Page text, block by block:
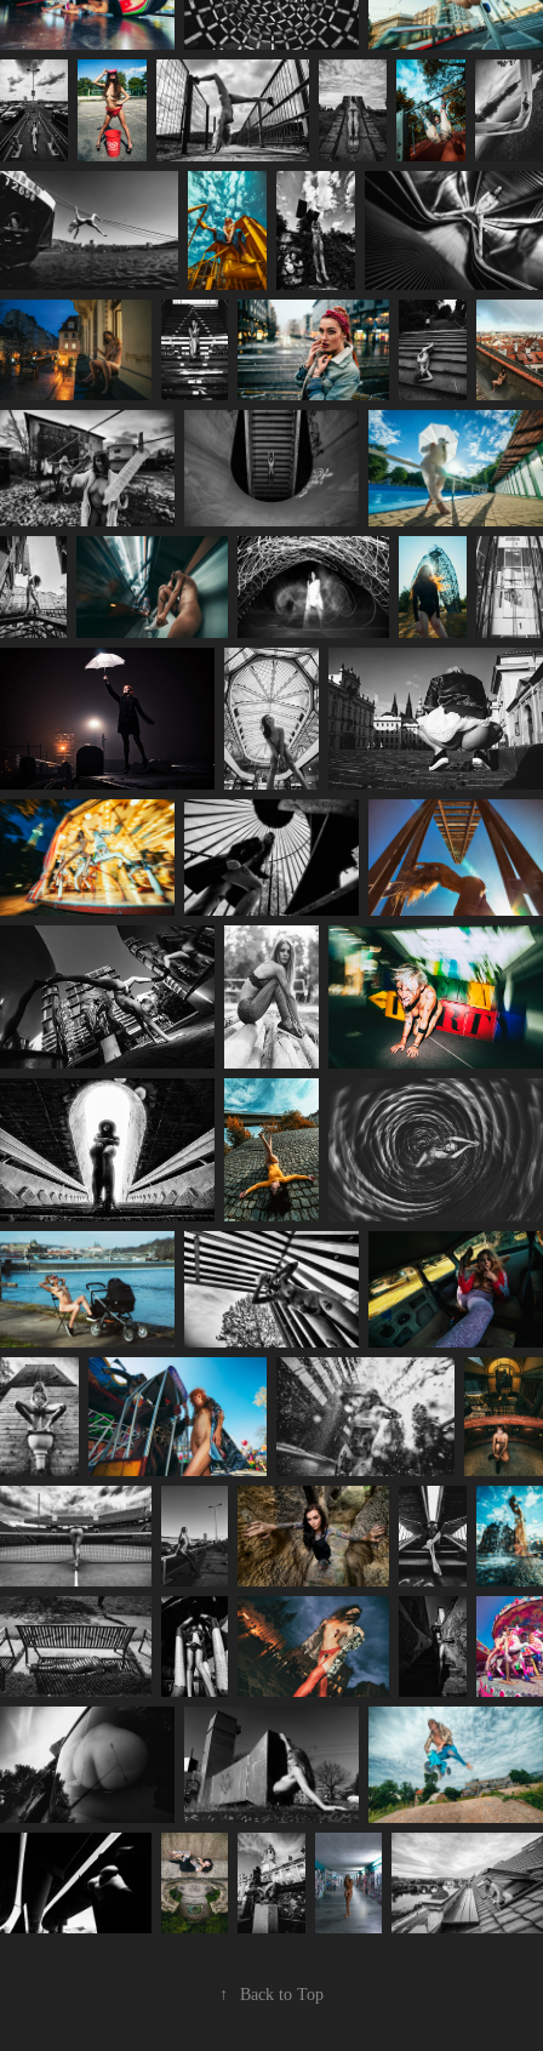
↑ Back to Top